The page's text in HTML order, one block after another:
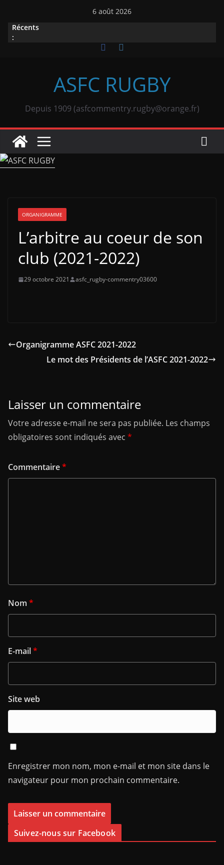
contenu
6 août 2026
Récents
:
ASFC RUGBY
Depuis 1909 (asfcommentry.rugby@orange.fr)
ORGANIGRAMME
L’arbitre au coeur de son
club (2021-2022)
29 octobre 2021 asfc_rugby-commentry03600
Organigramme ASFC 2021-2022
Le mot des Présidents de l’ASFC 2021-2022
Laisser un commentaire
Votre adresse e-mail ne sera pas publiée. Les champs
obligatoires sont indiqués avec *
Commentaire*
Nom *
E-mail*
Site web
Enregistrer mon nom, mon e-mail et mon site dans le
navigateur pour mon prochain commentaire.
Suivez-nous sur Facebook